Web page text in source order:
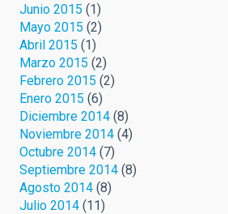
Junio 2015 (1)
Mayo 2015 (2)
Abril 2015 (1)
Marzo 2015 (2)
Febrero 2015 (2)
Enero 2015 (6)
Diciembre 2014 (8)
Noviembre 2014 (4)
Octubre 2014 (7)
Septiembre 2014 (8)
Agosto 2014 (8)
Julio 2014 (11)